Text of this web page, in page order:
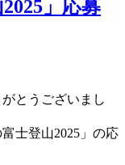
」応募
とうございまし
士登山2025」の応